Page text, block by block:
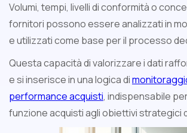
Volumi, tempi, livelli di conformità o
fornitori possono essere analizzati in
e utilizzati come base per il processo
Questa capacità di valorizzare i dati
e si inserisce in una logica di
performance acquisti, indispensabile
funzione acquisti agli obiettivi strategici